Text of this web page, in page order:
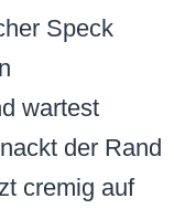
Speck
wartest
der Rand
cremig auf